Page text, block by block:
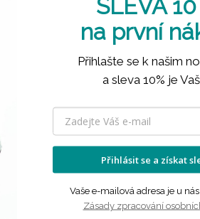
Kdy dostanu zboží?
STEJNÉ KATEGORII
produktů ve stejné kategorii )
SLEVA 10
na první
Přihlašte se k našim
a sleva 10% je
Přihlásit se a získat
Vaše e-mailová adresa je u
Zásady zpracování